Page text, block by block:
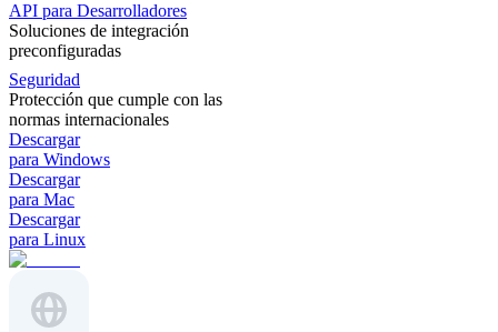
API para Desarrolladores
Soluciones de integración
preconfiguradas
Seguridad
Protección que cumple con las
normas internacionales
Descargar
para Windows
Descargar
para Mac
Descargar
para Linux